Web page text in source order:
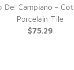
QUICK VIEW
Del Campiano -
Porcelain Tile
$75.29